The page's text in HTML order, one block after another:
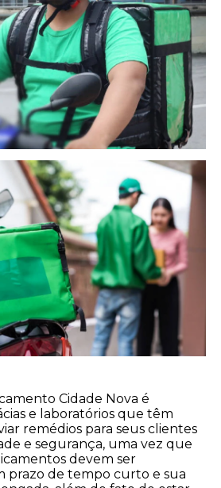
Cidade Nova é
e laboratórios que têm
remédios para seus clientes
e segurança, uma vez que
devem ser
prazo de tempo curto e sua